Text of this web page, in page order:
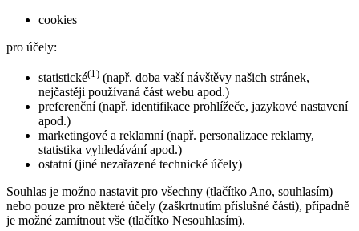
cookies
pro účely:
statistické(1) (např. doba vaší návštěvy našich stránek,
nejčastěji používaná část webu apod.)
preferenční (např. identifikace prohlížeče, jazykové nastavení
apod.)
marketingové a reklamní (např. personalizace reklamy,
statistika vyhledávání apod.)
ostatní (jiné nezařazené technické účely)
Souhlas je možno nastavit pro všechny (tlačítko Ano, souhlasím)
nebo pouze pro některé účely (zaškrtnutím příslušné části), případně
je možné zamítnout vše (tlačítko Nesouhlasím).